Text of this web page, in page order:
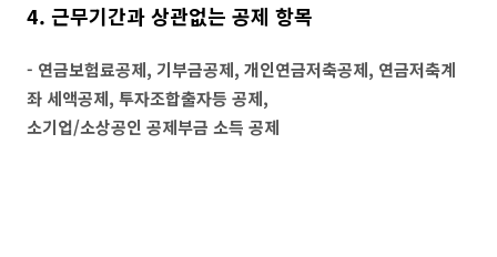
4. 근무기간과 상관없는 공제 항목
- 연금보험료공제, 기부금공제, 개인연금저축공제, 연금저축계
좌 세액공제, 투자조합출자등 공제,
소기업/소상공인 공제부금 소득 공제